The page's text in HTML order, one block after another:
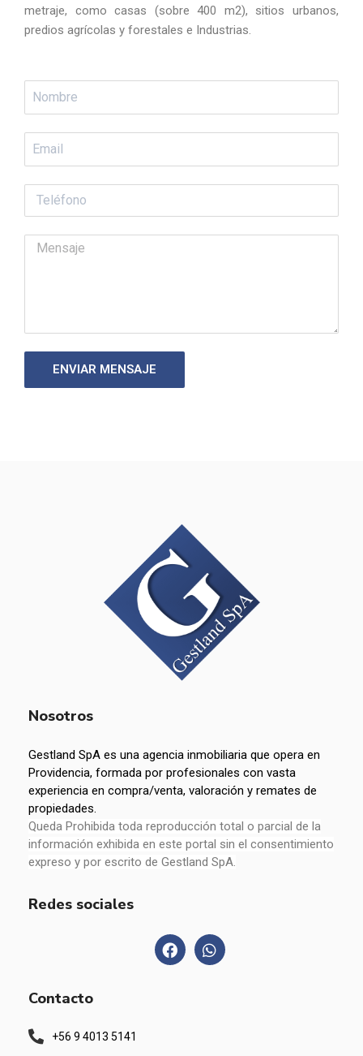
metraje, como casas (sobre 400 m2), sitios urbanos,
predios agrícolas y forestales e Industrias.
ENVIAR MENSAJE
Nosotros
Gestland SpA es una agencia inmobiliaria que opera en
Providencia, formada por profesionales con vasta
experiencia en compra/venta, valoración y remates de
propiedades.
Queda Prohibida toda reproducción total o parcial de la
información exhibida en este portal sin el consentimiento
expreso y por escrito de Gestland SpA.
Redes sociales
Contacto
+56 9 4013 5141